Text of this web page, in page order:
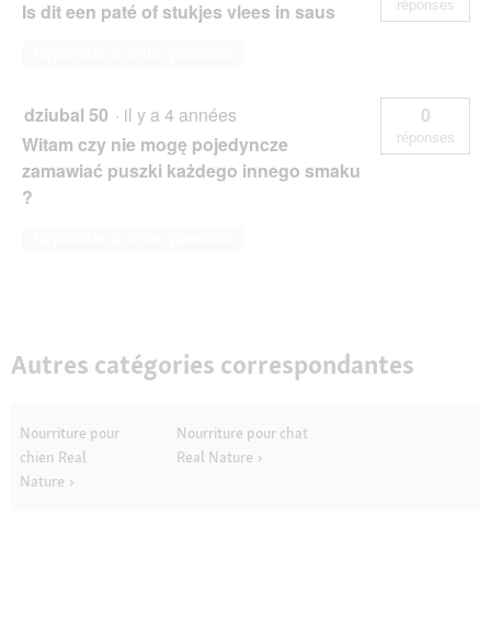
Is dit een paté of stukjes vlees in saus réponses
dziubal 50 · il y a 4 années
Witam czy nie mogę pojedyncze
zamawiać puszki każdego innego smaku
?
0
réponses
Autres catégories correspondantes
Nourriture pour
chien Real
Nature
Nourriture pour chat
Real Nature